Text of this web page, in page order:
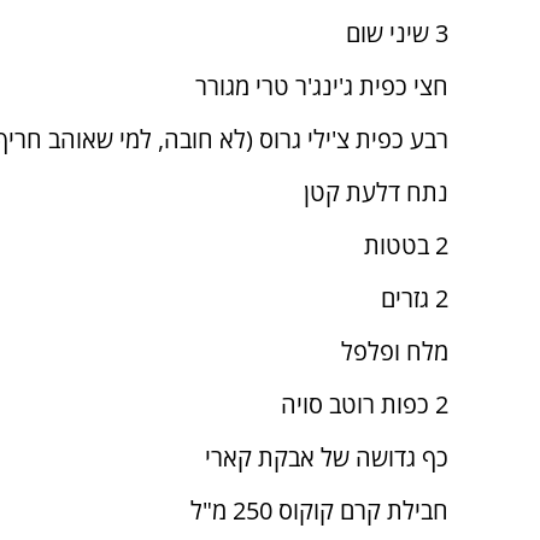
3 שיני שום
חצי כפית ג'ינג'ר טרי מגורר
רבע כפית צ'ילי גרוס (לא חובה, למי שאוהב
נתח דלעת קטן
2 בטטות
2 גזרים
מלח ופלפל
2 כפות רוטב סויה
כף גדושה של אבקת קארי
חבילת קרם קוקוס 250 מ"ל